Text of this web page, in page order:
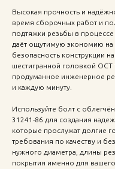
Высокая прочность и
время сборочных работ и
подтяжки резьбы в процессе
даёт ощутимую экономию на
безопасность конструкции
шестигранной головкой ОСТ
продуманное инженерное
и каждую минуту.
Используйте болт с
31241-86 для создания
которые прослужат долгие
требования по качеству и
нужного диаметра, длины
покрытия именно для